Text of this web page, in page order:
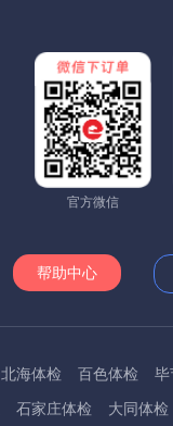
官方微信
帮助中心
北海体检 百色体检 毕
石家庄体检 大同体检